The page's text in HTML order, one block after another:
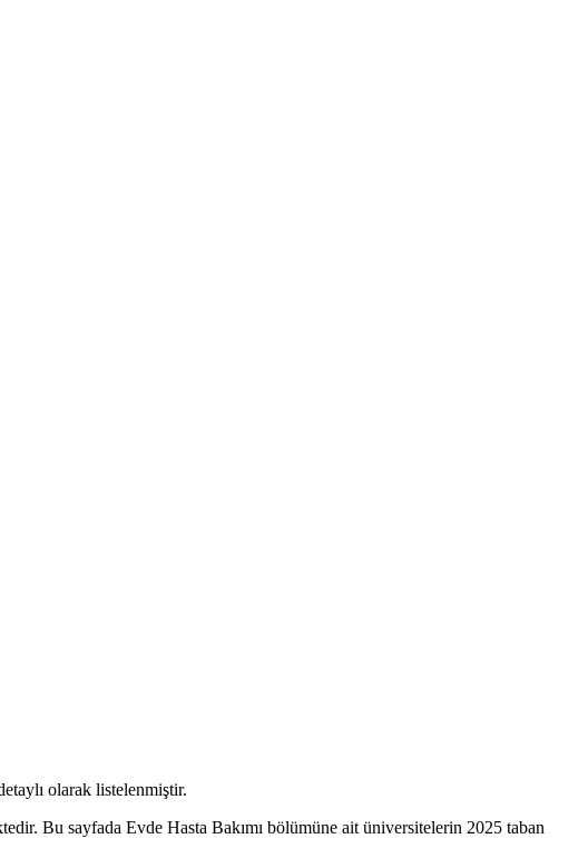
olarak listelenmiştir.
Bu sayfada Evde Hasta Bakımı bölümüne ait üniversitelerin 2025 taban